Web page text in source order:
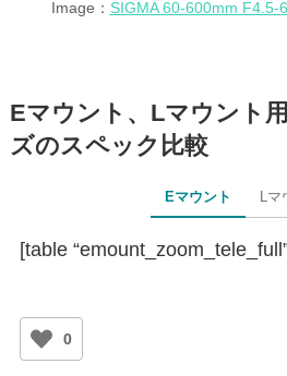
Image： SIGMA 60-600mm F4.5-
Eマウント、Lマウント
ズのスペック比較
Eマウント Lマ
[table
0